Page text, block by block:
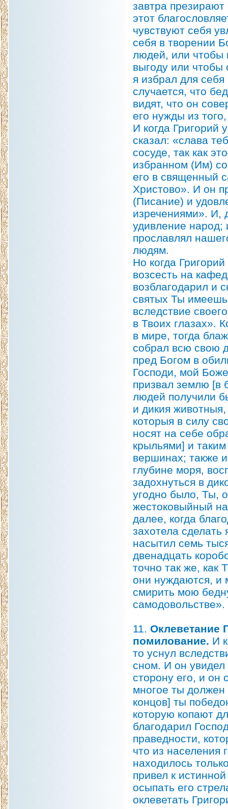
завтра
этот
чувствуют себя
себя в творении
людей, или чтобы
выгоду или чтобы
я избрал для
случается, что
видят, что он
его нужды из
И когда Григорий
сказал: «слава
сосуде, так как
избранном (Им)
его в священный
Христово». И он
(Писание) и
изречениями». И,
удивление народ;
прославлял
людям.
Но когда
возсесть на
возблагодарил и
святых Ты
вследствие
в Твоих глазах».
в мире, тогда
собрал всю свою
пред Богом в
Господи, мой
призвал землю [в
людей получили
и дикия
которыя в силу
носят на себе
крыльями] и
вершинах; также
глубине моря,
задохнуться в
угодно было, Ты,
жестоковыйный
далее, когда
захотела
насытил семь
двенадцать
точно так же, как
они нуждаются, и
смирить мою
самодовольстве».
11. Оклеветание
помилование. И
то уснул
сном. И он увидел
сторону его, и он
многое ты должен
концов] ты
которую копают
благодарил
праведности,
что из населения
находилось
привел к
осыпать его
оклеветать